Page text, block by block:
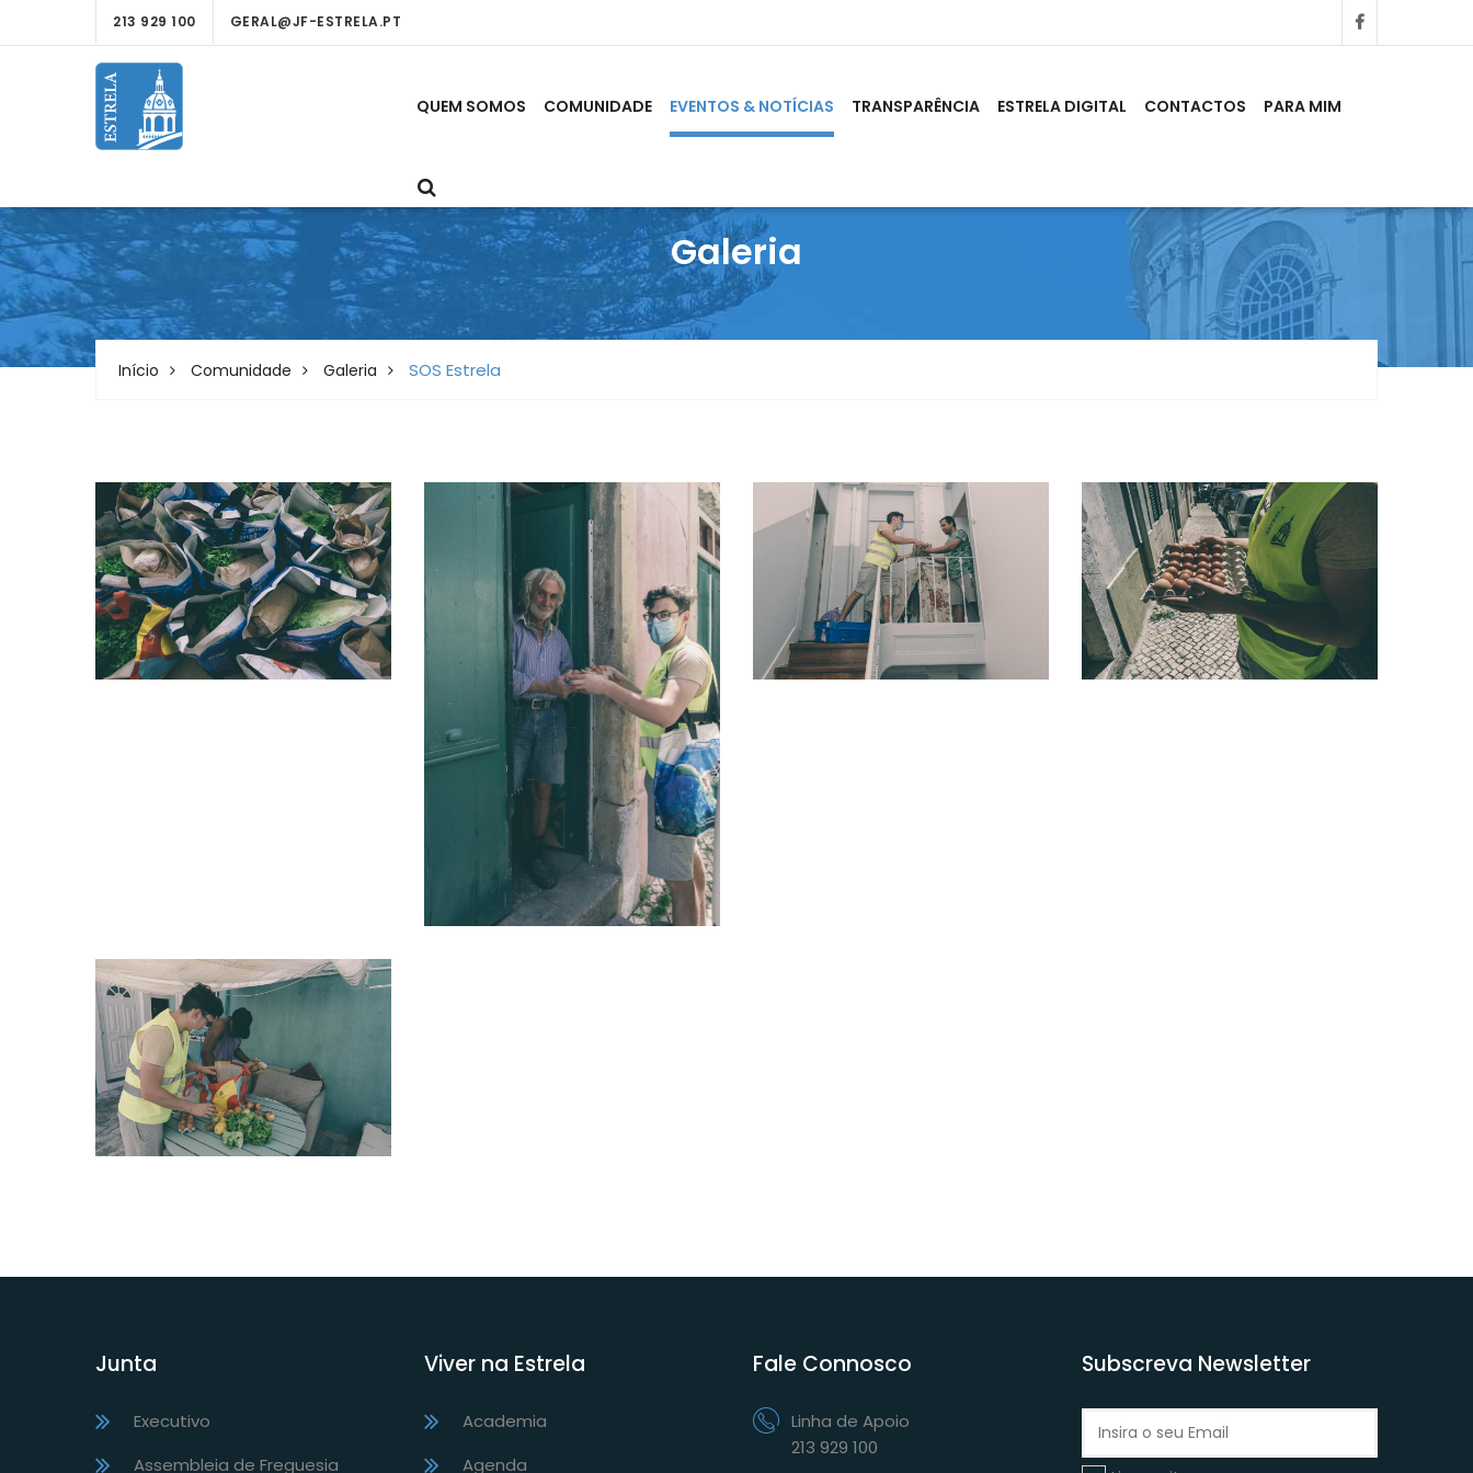
213 929 100 GERAL@JF-ESTRELA.PT
QUEM SOMOS COMUNIDADE EVENTOS & NOTÍCIAS TRANSPARÊNCIA ESTRELA DIGITAL CONTACTOS PARA MIM
Galeria
Início Comunidade Galeria SOS Estrela
Junta
Executivo
Assembleia de Freguesia
Viver na Estrela
Academia
Agenda
Fale Connosco
Linha de Apoio
213 929 100
Subscreva Newsletter